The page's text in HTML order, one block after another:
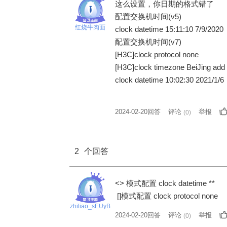
红烧牛肉面
这么设置，你日期的格式错了
配置交换机时间(v5)
clock datetime 15:11:10 7/9/2020
配置交换机时间(v7)
[H3C]clock protocol none
[H3C]clock timezone BeiJing add
clock datetime 10:02:30 2021/1/6
2024-02-20回答 评论 (0) 举报
2 个回答
zhiliao_sEUyB
<> 模式配置 clock datetime **
[]模式配置 clock protocol none
2024-02-20回答 评论 (0) 举报